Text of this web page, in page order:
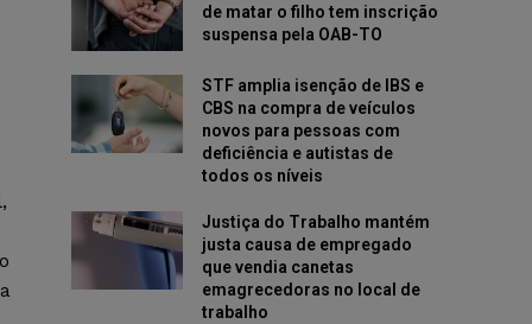
de matar o filho tem inscrição
suspensa pela OAB-TO
STF amplia isenção de IBS e
CBS na compra de veículos
novos para pessoas com
deficiência e autistas de
todos os níveis
Justiça do Trabalho mantém
justa causa de empregado
que vendia canetas
emagrecedoras no local de
trabalho